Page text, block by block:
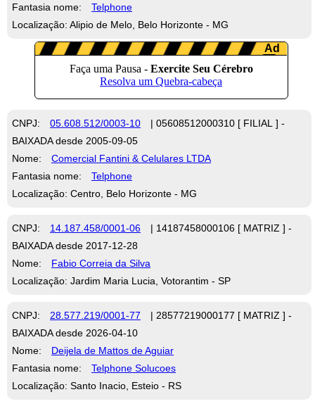
Fantasia nome:
Telphone
Localização: Alipio de Melo, Belo Horizonte - MG
CNPJ: 05.608.512/0003-10
| 05608512000310 [ FILIAL ] -
BAIXADA desde 2005-09-05
Nome:
Comercial Fantini & Celulares LTDA
Fantasia nome:
Telphone
Localização: Centro, Belo Horizonte - MG
CNPJ: 14.187.458/0001-06
| 14187458000106 [ MATRIZ ] -
BAIXADA desde 2017-12-28
Nome:
Fabio Correia da Silva
Localização: Jardim Maria Lucia, Votorantim - SP
CNPJ: 28.577.219/0001-77
| 28577219000177 [ MATRIZ ] -
BAIXADA desde 2026-04-10
Nome:
Deijela de Mattos de Aguiar
Fantasia nome:
Telphone Solucoes
Localização: Santo Inacio, Esteio - RS